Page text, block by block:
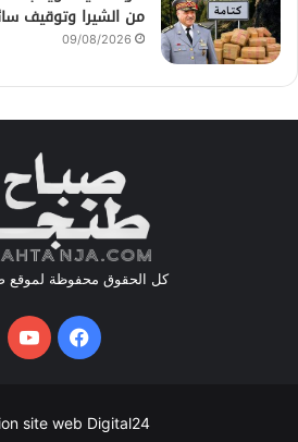
من الشيرا وتوقيف
09/08/2026
كل الحقوق محفوظة لموقع
فيسبوك
site web Digital24